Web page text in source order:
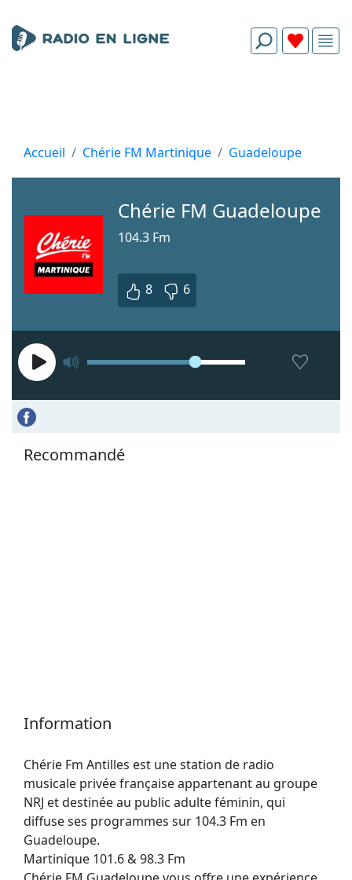
Accueil Chérie FM Martinique Guadeloupe
Chérie FM Guadeloupe
104.3 Fm
8 6
Recommandé
Information
Chérie Fm Antilles est une station de radio
musicale privée française appartenant au groupe
NRJ et destinée au public adulte féminin, qui
diffuse ses programmes sur 104.3 Fm en
Guadeloupe.
Martinique 101.6 & 98.3 Fm